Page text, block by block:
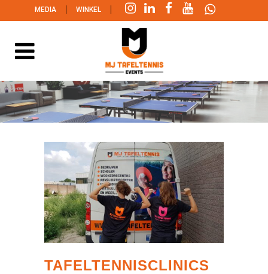
MEDIA | WINKEL |
TAFELTENNISCLINICS